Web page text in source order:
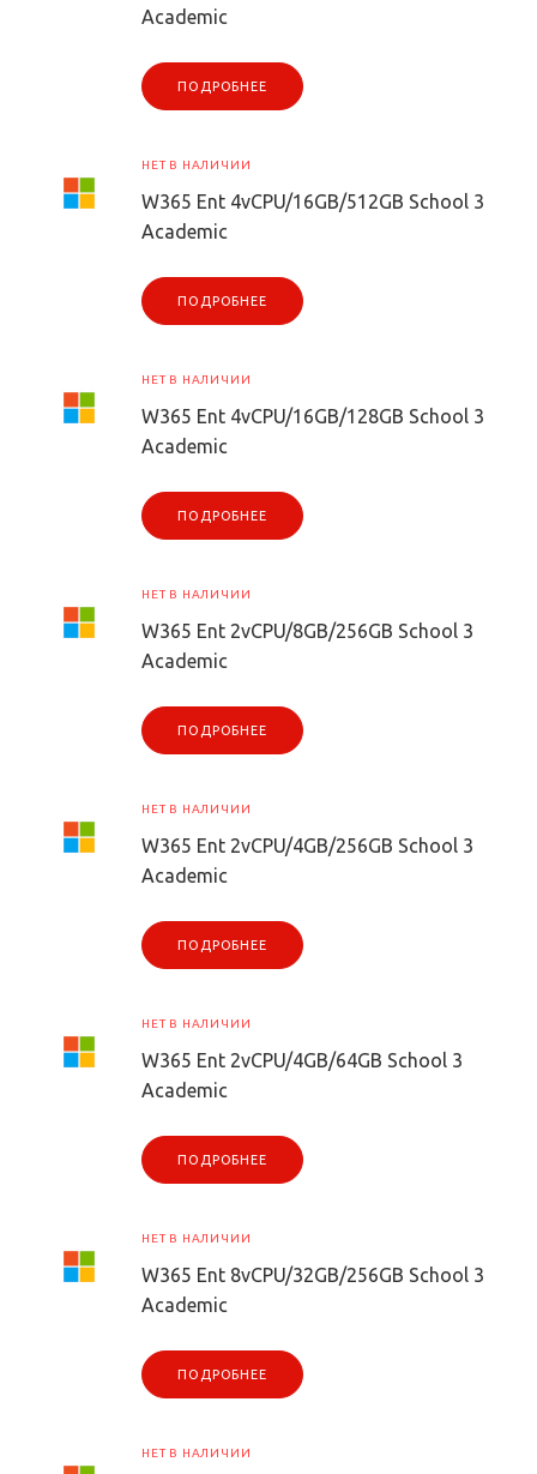
Academic
ПОДРОБНЕЕ
НЕТ В НАЛИЧИИ
W365 Ent 4vCPU/16GB/512GB School 3
Academic
ПОДРОБНЕЕ
НЕТ В НАЛИЧИИ
W365 Ent 4vCPU/16GB/128GB School 3
Academic
ПОДРОБНЕЕ
НЕТ В НАЛИЧИИ
W365 Ent 2vCPU/8GB/256GB School 3
Academic
ПОДРОБНЕЕ
НЕТ В НАЛИЧИИ
W365 Ent 2vCPU/4GB/256GB School 3
Academic
ПОДРОБНЕЕ
НЕТ В НАЛИЧИИ
W365 Ent 2vCPU/4GB/64GB School 3
Academic
ПОДРОБНЕЕ
НЕТ В НАЛИЧИИ
W365 Ent 8vCPU/32GB/256GB School 3
Academic
ПОДРОБНЕЕ
НЕТ В НАЛИЧИИ